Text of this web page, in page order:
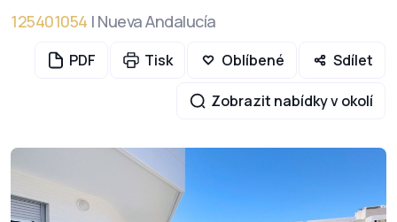
125401054 | Nueva Andalucía
PDF Tisk Oblíbené Sdílet
Zobrazit nabídky v okolí